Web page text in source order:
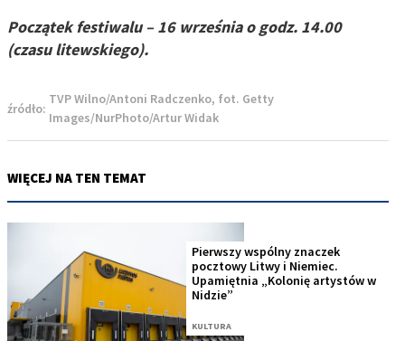
Początek festiwalu – 16 września o godz. 14.00
(czasu litewskiego).
źródło:
TVP Wilno/Antoni Radczenko, fot. Getty
Images/NurPhoto/Artur Widak
WIĘCEJ NA TEN TEMAT
Pierwszy wspólny znaczek
pocztowy Litwy i Niemiec.
Upamiętnia „Kolonię artystów w
Nidzie”
KULTURA